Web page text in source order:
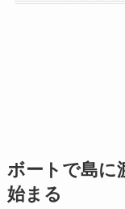
ボートで島に
始まる